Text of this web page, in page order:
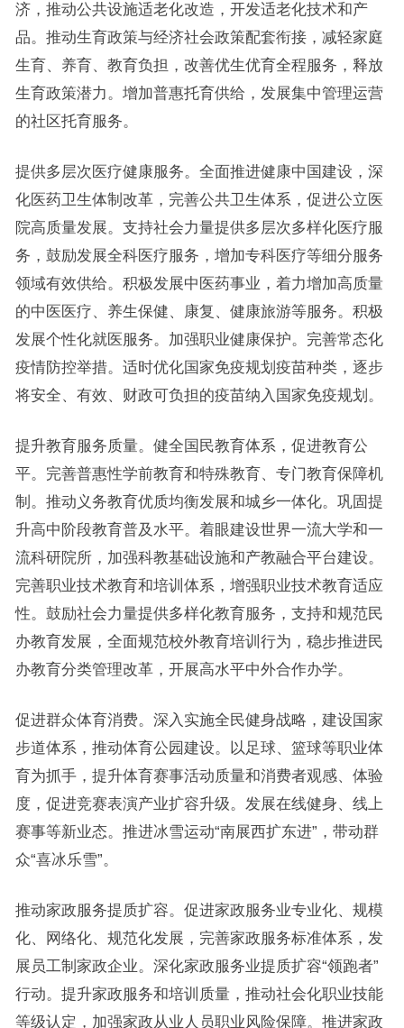
济，推动公共设施适老化改造，开发适老化技术和产
品。推动生育政策与经济社会政策配套衔接，减轻家庭
生育、养育、教育负担，改善优生优育全程服务，释放
生育政策潜力。增加普惠托育供给，发展集中管理运营
的社区托育服务。
提供多层次医疗健康服务。全面推进健康中国建设，深
化医药卫生体制改革，完善公共卫生体系，促进公立医
院高质量发展。支持社会力量提供多层次多样化医疗服
务，鼓励发展全科医疗服务，增加专科医疗等细分服务
领域有效供给。积极发展中医药事业，着力增加高质量
的中医医疗、养生保健、康复、健康旅游等服务。积极
发展个性化就医服务。加强职业健康保护。完善常态化
疫情防控举措。适时优化国家免疫规划疫苗种类，逐步
将安全、有效、财政可负担的疫苗纳入国家免疫规划。
提升教育服务质量。健全国民教育体系，促进教育公
平。完善普惠性学前教育和特殊教育、专门教育保障机
制。推动义务教育优质均衡发展和城乡一体化。巩固提
升高中阶段教育普及水平。着眼建设世界一流大学和一
流科研院所，加强科教基础设施和产教融合平台建设。
完善职业技术教育和培训体系，增强职业技术教育适应
性。鼓励社会力量提供多样化教育服务，支持和规范民
办教育发展，全面规范校外教育培训行为，稳步推进民
办教育分类管理改革，开展高水平中外合作办学。
促进群众体育消费。深入实施全民健身战略，建设国家
步道体系，推动体育公园建设。以足球、篮球等职业体
育为抓手，提升体育赛事活动质量和消费者观感、体验
度，促进竞赛表演产业扩容升级。发展在线健身、线上
赛事等新业态。推进冰雪运动“南展西扩东进”，带动群
众“喜冰乐雪”。
推动家政服务提质扩容。促进家政服务业专业化、规模
化、网络化、规范化发展，完善家政服务标准体系，发
展员工制家政企业。深化家政服务业提质扩容“领跑者”
行动。提升家政服务和培训质量，推动社会化职业技能
等级认定，加强家政从业人员职业风险保障。推进家政